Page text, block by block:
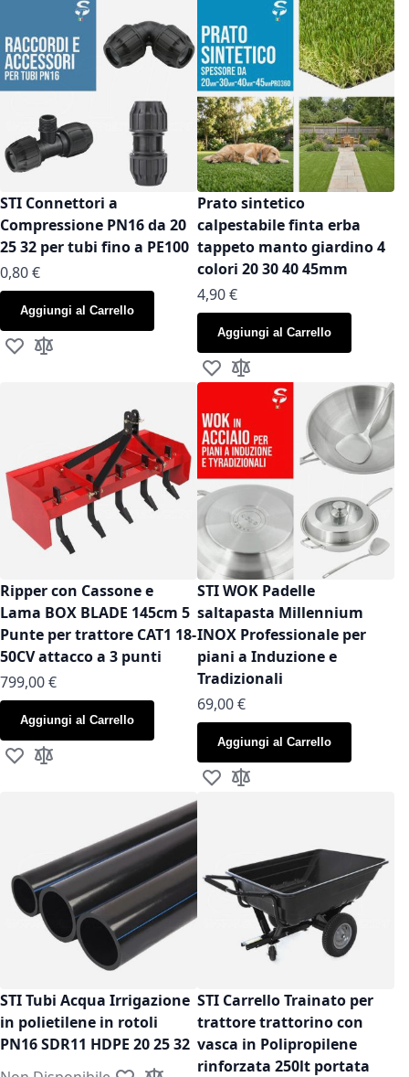
STI Connettori a
Compressione PN16 da 20
25 32 per tubi fino a PE100
As low as
0,80 €
Aggiungi al Carrello
Aggiungi alla lista desideri
Aggiungi al confronto
Prato sintetico
calpestabile finta erba
tappeto manto giardino 4
colori 20 30 40 45mm
As low as
4,90 €
Aggiungi al Carrello
Aggiungi alla lista desideri
Aggiungi al confronto
Ripper con Cassone e
Lama BOX BLADE 145cm 5
Punte per trattore CAT1 18-
50CV attacco a 3 punti
799,00 €
Aggiungi al Carrello
Aggiungi alla lista desideri
Aggiungi al confronto
STI WOK Padelle
saltapasta Millennium
INOX Professionale per
piani a Induzione e
Tradizionali
As low as
69,00 €
Aggiungi al Carrello
Aggiungi alla lista desideri
Aggiungi al confronto
STI Tubi Acqua Irrigazione
in polietilene in rotoli
PN16 SDR11 HDPE 20 25 32
STI Carrello Trainato per
trattore trattorino con
vasca in Polipropilene
rinforzata 250lt portata